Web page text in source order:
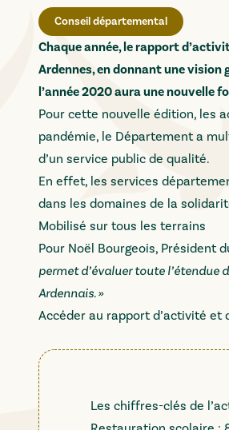
Conseil départemental
Chaque année, le rapport
Ardennes, en donnant une
l’année 2020 aura une nouvelle
Pour cette nouvelle édition, les
pandémie, le Département a
d’un service public de qualité.
En effet, les services
dans les domaines de la
Mobilisé sur tous les terrains
Pour Noël Bourgeois, Président
permet d’évaluer toute l’étendue
Ardennais. »
Accéder au rapport d’activité et
Les chiffres-clés de